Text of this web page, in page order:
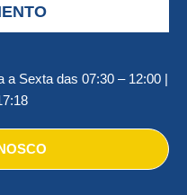
a Sexta das 07:30 – 12:00 |